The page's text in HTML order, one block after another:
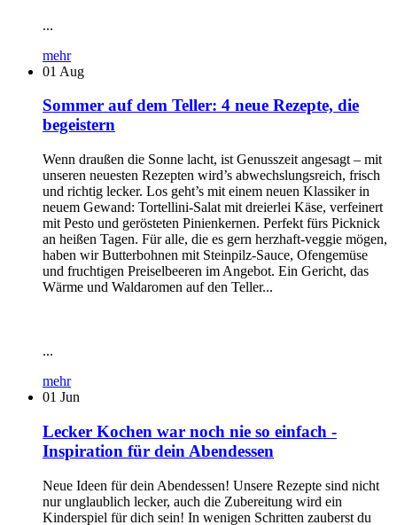
...
mehr
01 Aug
Sommer auf dem Teller: 4 neue Rezepte, die
begeistern
Wenn draußen die Sonne lacht, ist Genusszeit angesagt – mit
unseren neuesten Rezepten wird’s abwechslungsreich, frisch
und richtig lecker. Los geht’s mit einem neuen Klassiker in
neuem Gewand: Tortellini-Salat mit dreierlei Käse, verfeinert
mit Pesto und gerösteten Pinienkernen. Perfekt fürs Picknick
an heißen Tagen. Für alle, die es gern herzhaft-veggie mögen,
haben wir Butterbohnen mit Steinpilz-Sauce, Ofengemüse
und fruchtigen Preiselbeeren im Angebot. Ein Gericht, das
Wärme und Waldaromen auf den Teller...
...
mehr
01 Jun
Lecker Kochen war noch nie so einfach -
Inspiration für dein Abendessen
Neue Ideen für dein Abendessen! Unsere Rezepte sind nicht
nur unglaublich lecker, auch die Zubereitung wird ein
Kinderspiel für dich sein! In wenigen Schritten zauberst du